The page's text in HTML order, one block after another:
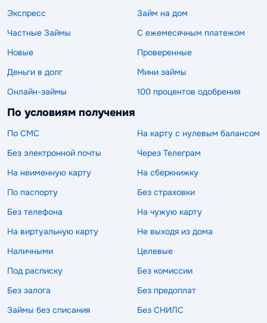
Экспресс
Займ на дом
Частные Займы
С ежемесячным платежом
Новые
Проверенные
Деньги в долг
Мини займы
Онлайн-займы
100 процентов одобрения
По условиям получения
По СМС
На карту с нулевым балансом
Без электронной почты
Через Телеграм
На неименную карту
На сберкнижку
По паспорту
Без страховки
Без телефона
На чужую карту
На виртуальную карту
Не выходя из дома
Наличными
Целевые
Под расписку
Без комиссии
Без залога
Без предоплат
Займы без списания
Без СНИЛС